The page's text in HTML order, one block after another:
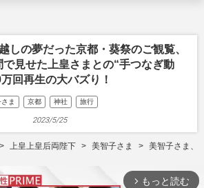
しの夢だった京都・葵祭のご観覧、
見せた上皇さまとの“手つなぎ動
回再生の大バズり！
ま 京都 神社 旅行
2023/5/25
上皇上皇后両陛下 美智子さま 美智子さま、
arrow_forward_ios もっと読む